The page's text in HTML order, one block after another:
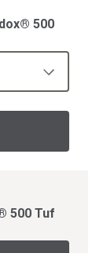
500
500 Tuf